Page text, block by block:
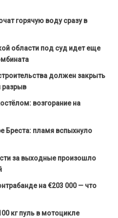
горячую воду сразу в
области под суд идет еще
должен закрыть
разрыв
возгорание на
Бреста: пламя вспыхнуло
за выходные произошло
на €203 000 — что
кг пуль в мотоцикле